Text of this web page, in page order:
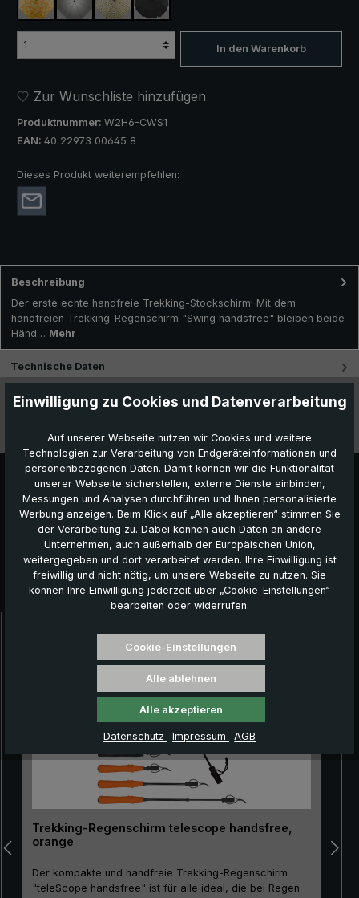
gelb / orange kariert
silber, UV-Schutz 50+
camouflageschwarz, mit Reflektoren
In den Warenkorb
Zur Wunschliste hinzufügen
Produktnummer: W2H6-CWS1
EAN: 40 22973 00645 8
Dieses Produkt weiterempfehlen:
Beschreibung
Der erste echte handfreie Trekking-Stockschirm! Mit dem
handfreien Trekking-Regenschirm "Swing handsfree" bleiben beide
Händ… Mehr
Technische Daten
Besonderheiten
Das könnte Ihnen auch gefallen:
Trekking-Regenschirm telescope handsfree,
orange
Der kompakte und handfreie Trekking-Regenschirm
"teleScope handsfree" ist für alle ideal, die bei Regen
Einwilligung zu Cookies und Datenverarbeitung
Auf unserer Webseite nutzen wir Cookies und weitere
Technologien zur Verarbeitung von Endgeräteinformationen und
personenbezogenen Daten. Damit können wir die Funktionalität
unserer Webseite sicherstellen, externe Dienste einbinden,
Messungen und Analysen durchführen und Ihnen personalisierte
Werbung anzeigen. Beim Klick auf „Alle akzeptieren“ stimmen Sie
der Verarbeitung zu. Dabei können auch Daten an andere
Unternehmen, auch außerhalb der Europäischen Union,
weitergegeben und dort verarbeitet werden. Ihre Einwilligung ist
freiwillig und nicht nötig, um unsere Webseite zu nutzen. Sie
können Ihre Einwilligung jederzeit über „Cookie-Einstellungen“
bearbeiten oder widerrufen.
Cookie-Einstellungen
Alle ablehnen
Alle akzeptieren
Datenschutz Impressum AGB